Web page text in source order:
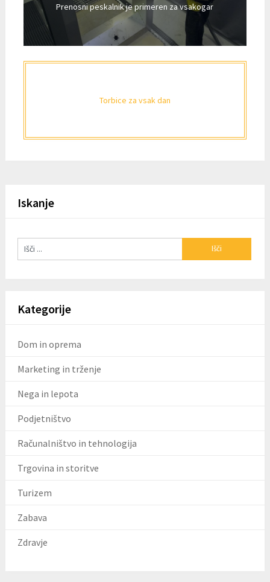
Prenosni peskalnik je primeren za vsakogar
Torbice za vsak dan
Iskanje
Kategorije
Dom in oprema
Marketing in trženje
Nega in lepota
Podjetništvo
Računalništvo in tehnologija
Trgovina in storitve
Turizem
Zabava
Zdravje